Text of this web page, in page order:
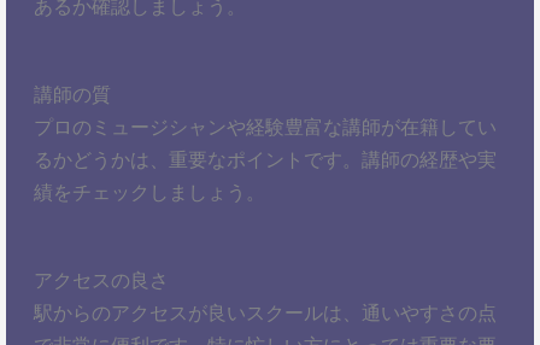
あるか確認しましょう。
講師の質
プロのミュージシャンや経験豊富な講師が在籍してい
るかどうかは、重要なポイントです。講師の経歴や実
績をチェックしましょう。
アクセスの良さ
駅からのアクセスが良いスクールは、通いやすさの点